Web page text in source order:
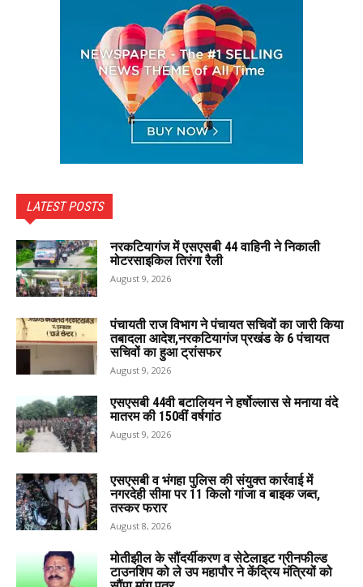
LATEST POSTS
नरकटियागंज में एसएसबी 44 वाहिनी ने निकाली
मोटरसाइकिल तिरंगा रैली
August 9, 2026
पंचायती राज विभाग ने पंचायत सचिवों का जारी किया
तबादला आदेश,नरकटियागंज प्रखंड के 6 पंचायत
सचिवों का हुआ ट्रांसफर
August 9, 2026
एसएसबी 44वी बटालियन ने हर्षोल्लास से मनाया वंदे
मातरम की 150वीं वर्षगांठ
August 9, 2026
एसएसबी व भंगहा पुलिस की संयुक्त कार्रवाई में
नगरदेही सीमा पर 11 किलो गांजा व बाइक जब्त,
तस्कर फरार
August 8, 2026
मोतीझील के सौंदर्यीकरण व सेटेलाइट ग्रीनफील्ड
टाउनशिप को ले उप महापौर ने केंद्रिय मंत्रियों को